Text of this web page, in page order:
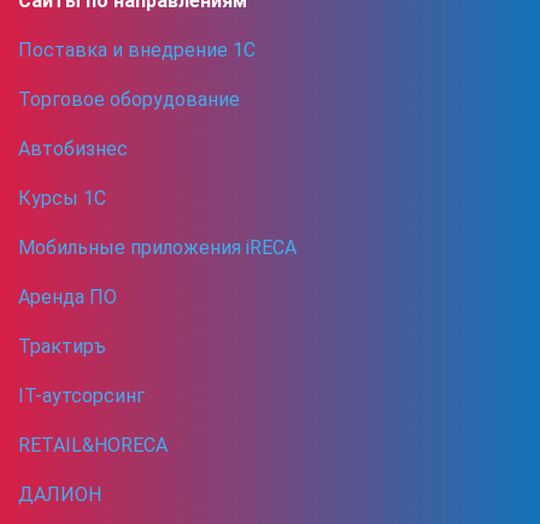
Поставка и внедрение 1С
Торговое оборудование
Автобизнес
Курсы 1С
Мобильные приложения iRECA
Аренда ПО
Трактиръ
IT-аутсорсинг
RETAIL&HORECA
ДАЛИОН